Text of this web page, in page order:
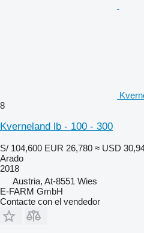
8
Kverneland lb - 100 - 300
S/ 104,600 EUR 26,780 ≈ USD
Arado
2018
Austria, At-8551 Wies
E-FARM GmbH
Contacte con el vendedor